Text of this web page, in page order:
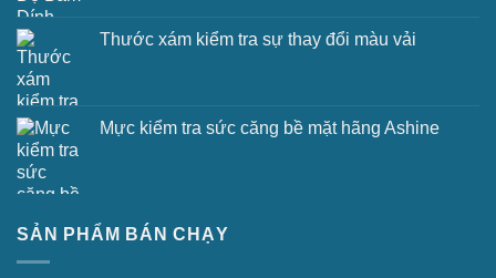
Thước xám kiểm tra sự thay đổi màu vải
Mực kiểm tra sức căng bề mặt hãng Ashine
SẢN PHẨM BÁN CHẠY